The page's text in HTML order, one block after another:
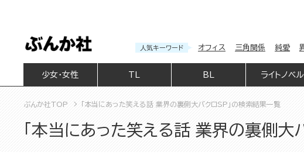
人気キーワード オフィス 三角関係 純愛
少女・女性 BL ライトノベル
ぶんか社TOP 「本当にあった笑える話 業界の裏側大バクロSP」の検索結果一覧
「本当にあった笑える話 業界の裏側